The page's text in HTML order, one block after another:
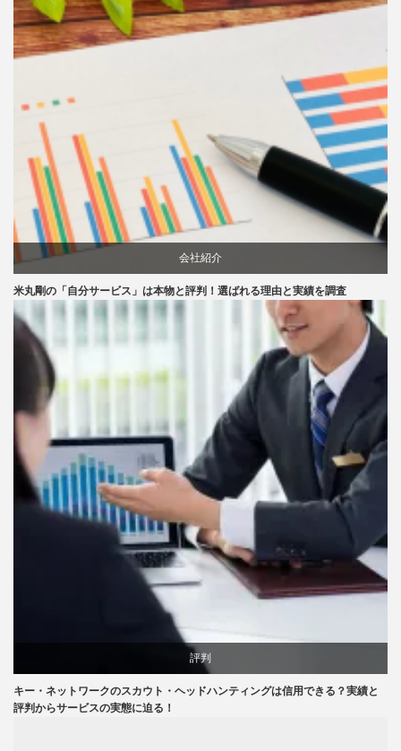
会社紹介
米丸剛の「自分サービス」は本物と評判！選ばれる理由と実績を調査
評判
キー・ネットワークのスカウト・ヘッドハンティングは信用できる？実績と
評判からサービスの実態に迫る！